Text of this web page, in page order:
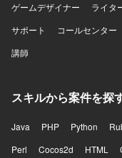
ゲームデザイナー
ライタ
サポート
コールセンター
講師
スキルから案件を探
Java PHP Python
Perl
Cocos2d HTML